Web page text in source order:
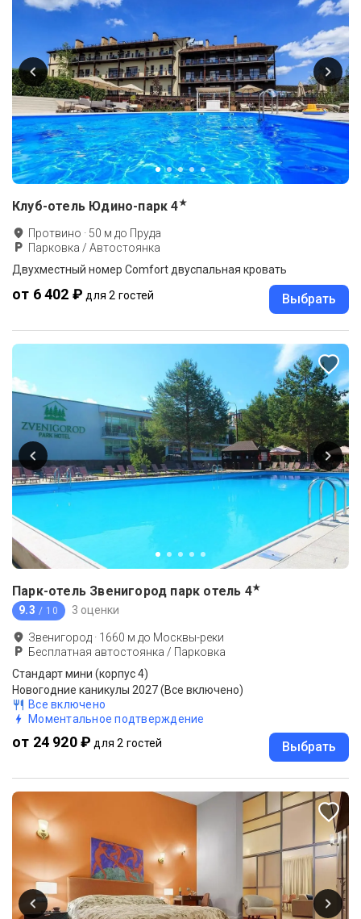
Клуб-отель Юдино-парк 4★
Протвино · 50 м до Пруда
Парковка / Автостоянка
Двухместный номер Comfort двуспальная кровать
от 6 402 ₽ для 2 гостей Выбрать
Парк-отель Звенигород парк отель 4★
9.3 / 10 3 оценки
Звенигород · 1660 м до Москвы-реки
Бесплатная автостоянка / Парковка
Стандарт мини (корпус 4)
Новогодние каникулы 2027 (Все включено)
Все включено
Моментальное подтверждение
от 24 920 ₽ для 2 гостей Выбрать